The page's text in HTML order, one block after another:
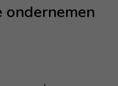
ondernemen